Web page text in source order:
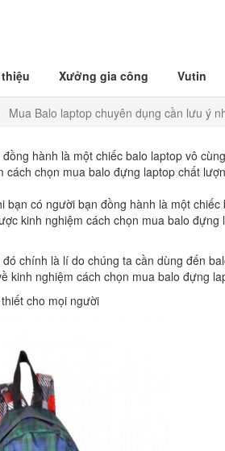
Xưởng gia công Vutin
CẦN LƯU Ý NHỮNG GÌ?
Mua Balo laptop chuyên dụng cần lưu ý
hành là một chiếc balo laptop vô
chọn mua balo đựng laptop chất
có người bạn đồng hành là một chiếc
kinh nghiệm cách chọn mua balo đựng
chính là lí do chúng ta cần dùng đến
kinh nghiệm cách chọn mua balo đựng
cho mọi người